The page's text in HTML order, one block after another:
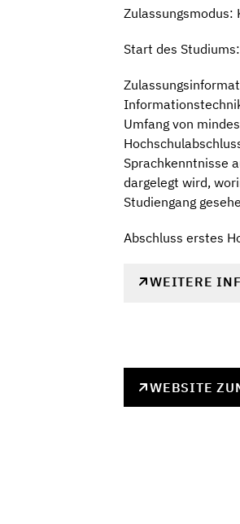
Zulassungsmodus:
Start des
Umfang von
Sprachkenntnisse
dargelegt wird,
Studiengang
Abschluss erstes
WEITERE
WEBSITE